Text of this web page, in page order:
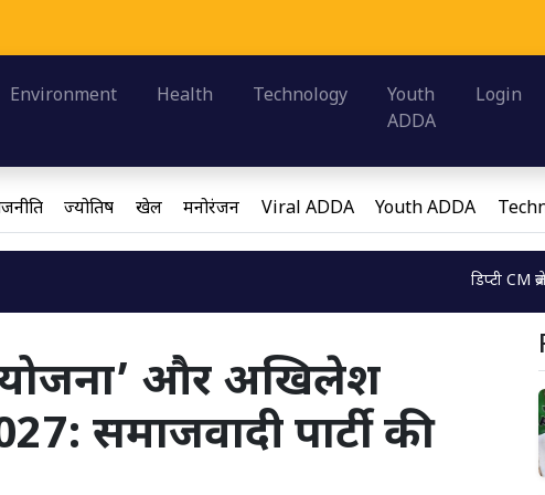
Environment Health Technology
Youth
ADDA
Login
ज्योतिष खेल मनोरंजन Viral ADDA Youth ADDA
डिप्टी CM ब्रजेश पाठक ने
योजना’ और अखिलेश
समाजवादी पार्टी की